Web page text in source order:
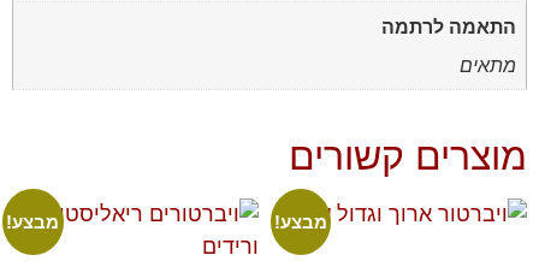
התאמה לרתמה
מתאים
מוצרים קשורים
מבצע! מבצע!